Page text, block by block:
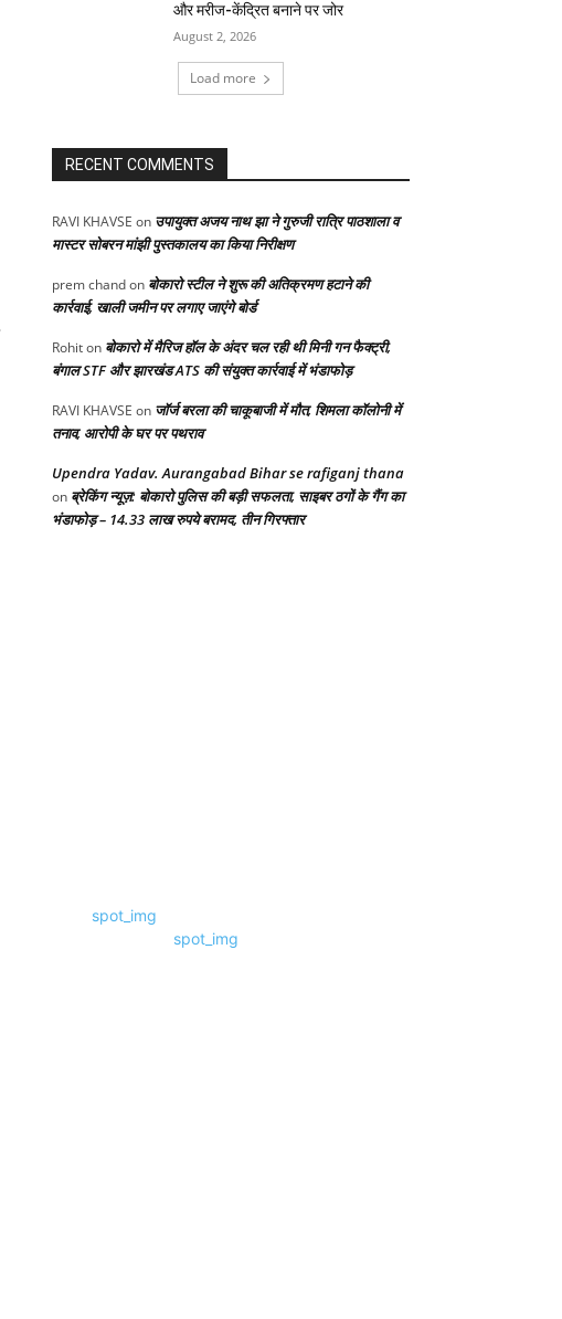
और मरीज-केंद्रित बनाने पर जोर
August 2, 2026
Load more
RECENT COMMENTS
RAVI KHAVSE on उपायुक्त अजय नाथ झा ने गुरुजी रात्रि पाठशाला व
मास्टर सोबरन मांझी पुस्तकालय का किया निरीक्षण
prem chandon बोकारो स्टील ने शुरू की अतिक्रमण हटाने की
कार्रवाई, खाली जमीन पर लगाए जाएंगे बोर्ड
Rohiton बोकारो में मैरिज हॉल के अंदर चल रही थी मिनी गन फैक्ट्री,
बंगाल STF और झारखंड ATS की संयुक्त कार्रवाई में भंडाफोड़
RAVI KHAVSE on जॉर्ज बरला की चाकूबाजी में मौत, शिमला कॉलोनी में
तनाव, आरोपी के घर पर पथराव
Upendra Yadav. Aurangabad Bihar se rafiganj thana
on ब्रेकिंग न्यूज़: बोकारो पुलिस की बड़ी सफलता, साइबर ठगों के गैंग का
भंडाफोड़ – 14.33 लाख रुपये बरामद, तीन गिरफ्तार